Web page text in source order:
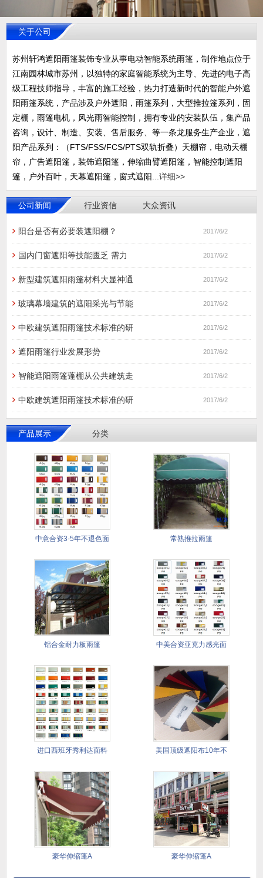
关于公司
苏州轩鸿遮阳雨篷装饰专业从事电动智能系统雨篷，制作地点位于
江南园林城市苏州，以独特的家庭智能系统为主导、先进的电子高
级工程技师指导，丰富的施工经验，热力打造新时代的智能户外遮
阳雨篷系统，产品涉及户外遮阳，雨篷系列，大型推拉篷系列，固
定棚，雨篷电机，风光雨智能控制，拥有专业的安装队伍，集产品
咨询，设计、制造、安装、售后服务、等一条龙服务生产企业，遮
阳产品系列：（FTS/FSS/FCS/PTS双轨折叠）天棚帘，电动天棚
帘，广告遮阳篷，装饰遮阳篷，伸缩曲臂遮阳篷，智能控制遮阳
篷，户外百叶，天幕遮阳篷，窗式遮阳... 详细>>
公司新闻 行业资信 大众资讯
阳台是否有必要装遮阳棚？ 2017/6/2
国内门窗遮阳等技能匮乏 需力 2017/6/2
新型建筑遮阳雨篷材料大显神通 2017/6/2
玻璃幕墙建筑的遮阳采光与节能 2017/6/2
中欧建筑遮阳雨篷技术标准的研 2017/6/2
遮阳雨篷行业发展形势 2017/6/2
智能遮阳雨篷蓬棚从公共建筑走 2017/6/2
中欧建筑遮阳雨篷技术标准的研 2017/6/2
产品展示 分类
中意合资3-5年不退色面 常熟推拉雨篷
铝合金耐力板雨篷 中美合资亚克力感光面
进口西班牙秀利达面料 美国顶级遮阳布10年不
豪华伸缩蓬A 豪华伸缩蓬A